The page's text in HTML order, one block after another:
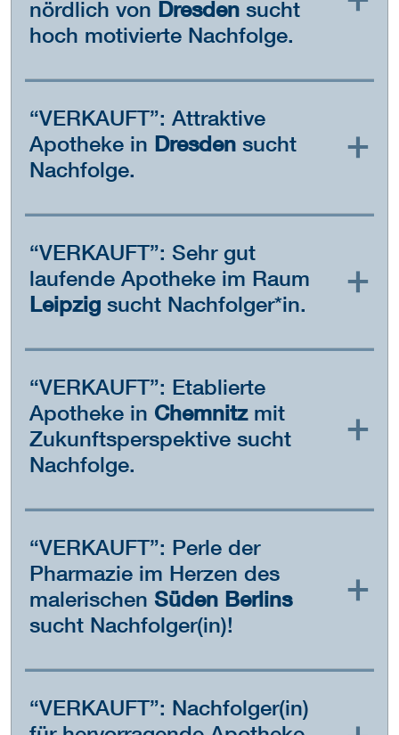
nördlich von Dresden sucht
hoch motivierte Nachfolge.
“VERKAUFT”: Attraktive
Apotheke in Dresden sucht
Nachfolge.
“VERKAUFT”: Sehr gut
laufende Apotheke im Raum
Leipzig sucht Nachfolger*in.
“VERKAUFT”: Etablierte
Apotheke in Chemnitzmit
Zukunftsperspektive sucht
Nachfolge.
“VERKAUFT”: Perle der
Pharmazie im Herzen des
malerischen Süden Berlins
sucht Nachfolger(in)!
“VERKAUFT”: Nachfolger(in)